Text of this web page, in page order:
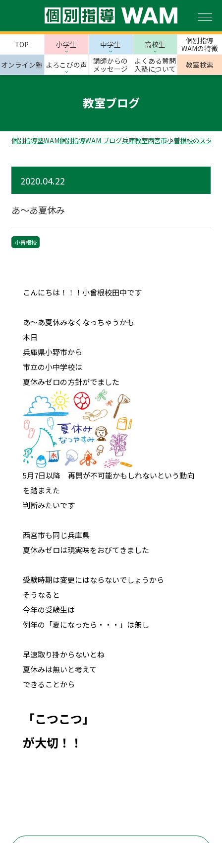
TOP 小学生 中学生 高校生
個別指導
WAMの特徴
オンライン塾 よろこびの声
講師からの
メッセージ
よくある質問
入塾について
教室検索
教室ブログ
個別指導塾WAM個別指導WAM ブログ兵庫教室西宮市小曽根校のスタッ
2020.04.22
あ～あ夏休み
小曽根校
こんにちは！！！小曾根校田中です
あ～あ夏休みなくなっちゃうかも
本日
兵庫県小野市から
市立の小中学校は
夏休みゼロの方針がでました
5月7日以降 再開が不可能かもしれないという動向
を踏まえた
判断みたいです
西宮市も同じ兵庫県
夏休みゼロは現実味をおびてきました
受験時期は変更にはならないでしょうから
そうなると
今年の受験生は
例年の「夏になったら・・・」は無し
早速取り掛からないとね
夏休みは無いと考えて
できることから
「こつこつ」
が大切！！